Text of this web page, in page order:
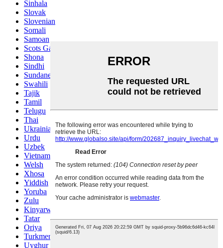
Sinhala
Slovak
Slovenian
Somali
Samoan
Scots Gaelic
Shona
Sindhi
Sundanese
Swahili
Tajik
Tamil
Telugu
Thai
Ukrainian
Urdu
Uzbek
Vietnamese
Welsh
Xhosa
Yiddish
Yoruba
Zulu
Kinyarwanda
Tatar
Oriya
Turkmen
Uyghur